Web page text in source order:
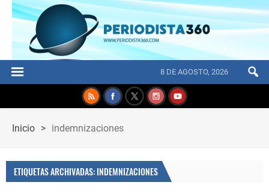
8 DE AGOSTO, 2026
Inicio > indemnizaciones
ETIQUETAS ARCHIVADAS: INDEMNIZACIONES